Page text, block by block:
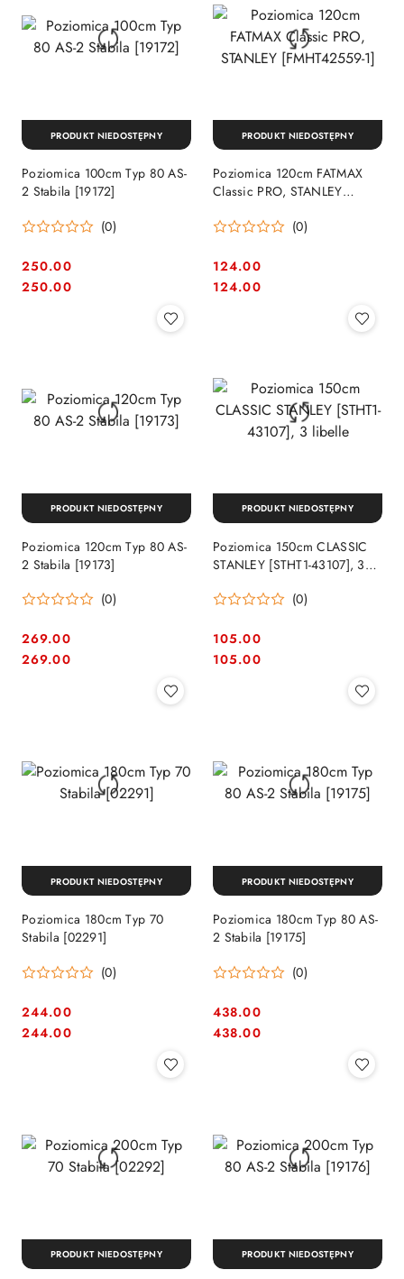
Poziomica 100cm Typ 80 AS-
2 Stabila [19172]
(0)
Cena:
250.00
Cena:
250.00
PRODUKT NIEDOSTĘPNY
Poziomica 120cm FATMAX
Classic PRO, STANLEY
(0)
Cena:
124.00
Cena:
124.00
PRODUKT NIEDOSTĘPNY
Poziomica 120cm Typ 80 AS-
2 Stabila [19173]
(0)
Cena:
269.00
Cena:
269.00
PRODUKT NIEDOSTĘPNY
Poziomica 150cm CLASSIC
STANLEY [STHT1-43107], 3
(0)
Cena:
105.00
Cena:
105.00
PRODUKT NIEDOSTĘPNY
Poziomica 180cm Typ 70
Stabila [02291]
(0)
Cena:
244.00
Cena:
244.00
PRODUKT NIEDOSTĘPNY
Poziomica 180cm Typ 80 AS-
2 Stabila [19175]
(0)
Cena:
438.00
Cena:
438.00
PRODUKT NIEDOSTĘPNY
PRODUKT NIEDOSTĘPNY PRODUKT NIEDOSTĘPNY